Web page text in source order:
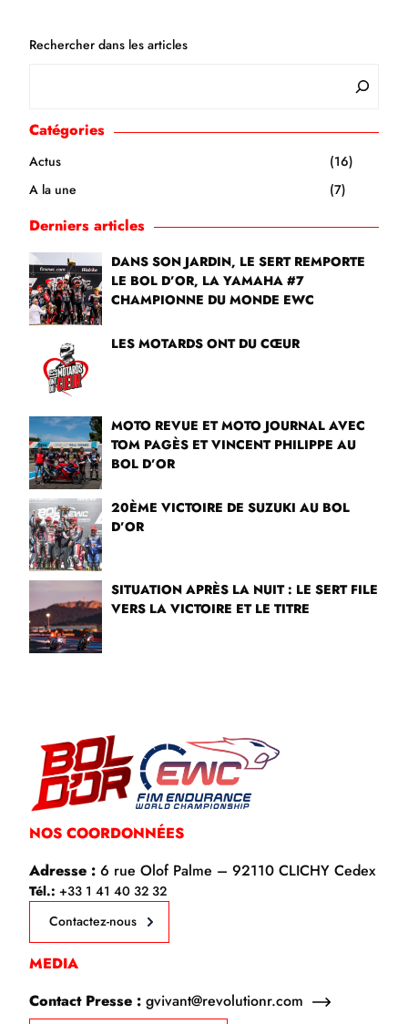
Rechercher dans les articles
Catégories
Actus
(16)
A la une
(7)
Derniers articles
DANS SON JARDIN, LE SERT REMPORTE
LE BOL D’OR, LA YAMAHA #7
CHAMPIONNE DU MONDE EWC
LES MOTARDS ONT DU CŒUR
MOTO REVUE ET MOTO JOURNAL AVEC
TOM PAGÈS ET VINCENT PHILIPPE AU
BOL D’OR
20ÈME VICTOIRE DE SUZUKI AU BOL
D’OR
SITUATION APRÈS LA NUIT : LE SERT FILE
VERS LA VICTOIRE ET LE TITRE
NOS COORDONNÉES
Adresse : 6 rue Olof Palme – 92110 CLICHY Cedex
Tél.: +33 1 41 40 32 32
Contactez-nous
MEDIA
Contact Presse : gvivant@revolutionr.com